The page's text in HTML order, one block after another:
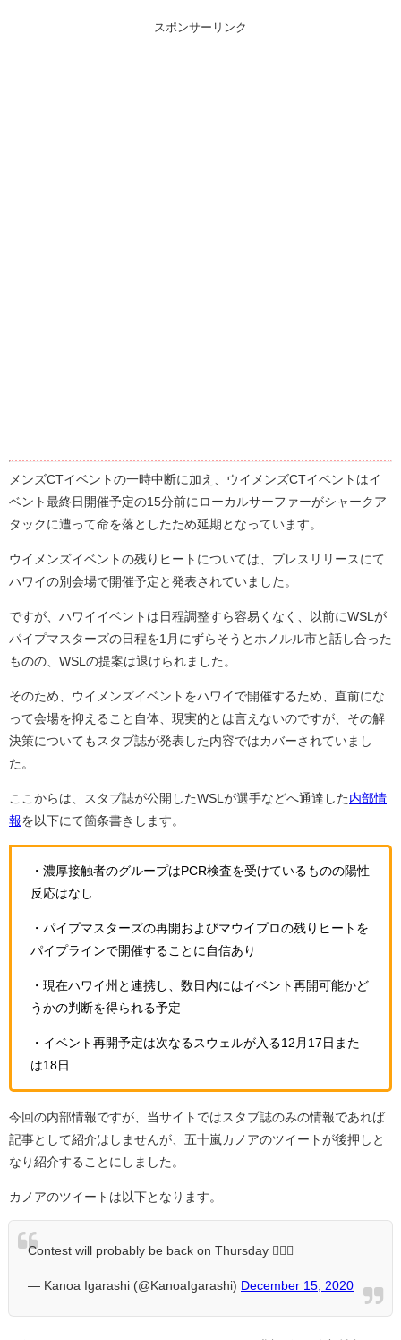
スポンサーリンク
メンズCTイベントの一時中断に加え、ウイメンズCTイベントはイ
ベント最終日開催予定の15分前にローカルサーファーがシャークア
タックに遭って命を落としたため延期となっています。
ウイメンズイベントの残りヒートについては、プレスリリースにて
ハワイの別会場で開催予定と発表されていました。
ですが、ハワイイベントは日程調整すら容易くなく、以前にWSLが
パイプマスターズの日程を1月にずらそうとホノルル市と話し合った
ものの、WSLの提案は退けられました。
そのため、ウイメンズイベントをハワイで開催するため、直前にな
って会場を抑えること自体、現実的とは言えないのですが、その解
決策についてもスタブ誌が発表した内容ではカバーされていまし
た。
ここからは、スタブ誌が公開したWSLが選手などへ通達した 内部情
報を以下にて箇条書きします。
・濃厚接触者のグループはPCR検査を受けているものの陽性
反応はなし
・パイプマスターズの再開およびマウイプロの残りヒートを
パイプラインで開催することに自信あり
・現在ハワイ州と連携し、数日内にはイベント再開可能かど
うかの判断を得られる予定
・イベント再開予定は次なるスウェルが入る12月17日また
は18日
今回の内部情報ですが、当サイトではスタブ誌のみの情報であれば
記事として紹介はしませんが、五十嵐カノアのツイートが後押しと
なり紹介することにしました。
カノアのツイートは以下となります。
Contest will probably be back on Thursday 🤷🏽‍♂️
— Kanoa Igarashi (@KanoaIgarashi) December 15, 2020